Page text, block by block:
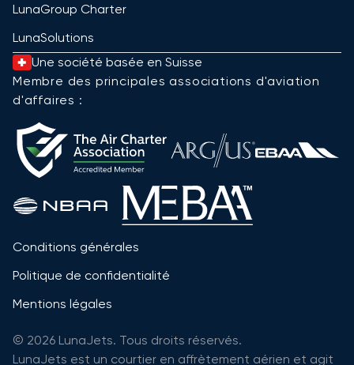
LunaGroup Charter
LunaSolutions
Une société basée en Suisse
Membre des principales associations d'aviation
d'affaires :
Conditions générales
Politique de confidentialité
Mentions légales
© 2026 LunaJets. Tous droits réservés.
LunaJets est un courtier en affrètement aérien et agit